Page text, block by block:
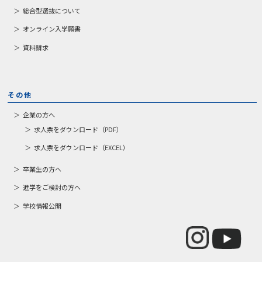
総合型選抜について
オンライン入学願書
資料請求
その他
企業の方へ
求人票をダウンロード（PDF）
求人票をダウンロード（EXCEL）
卒業生の方へ
進学をご検討の方へ
学校情報公開